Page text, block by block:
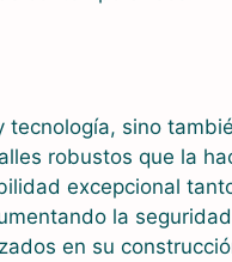
sino
robustos que la
excepcional
la
en su